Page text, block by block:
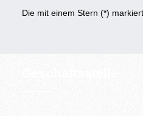
Die mit einem Stern (*)